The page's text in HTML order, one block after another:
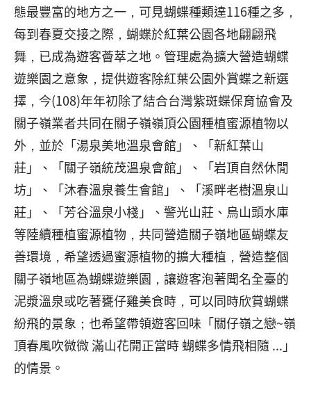
態最豐富的地方之一，可見蝴蝶種類達116種之多，
每到春夏交接之際，蝴蝶於紅葉公園各地翩翩飛
舞，已成為遊客薈萃之地。管理處為擴大營造蝴蝶
遊樂園之意象，提供遊客除紅葉公園外賞蝶之新選
擇，今(108)年年初除了結合台灣紫斑蝶保育協會及
關子嶺業者共同在關子嶺嶺頂公園種植蜜源植物以
外，並於「湯泉美地溫泉會館」、「新紅葉山
莊」、「關子嶺統茂溫泉會館」、「岩頂自然休閒
坊」、「沐春溫泉養生會館」、「溪畔老樹溫泉山
莊」、「芳谷溫泉小棧」、警光山莊、烏山頭水庫
等陸續種植蜜源植物，共同營造關子嶺地區蝴蝶友
善環境，希望透過蜜源植物的擴大種植，營造整個
關子嶺地區為蝴蝶遊樂園，讓遊客泡著聞名全臺的
泥漿溫泉或吃著甕仔雞美食時，可以同時欣賞蝴蝶
紛飛的景象；也希望帶領遊客回味「關仔嶺之戀~嶺
頂春風吹微微 滿山花開正當時 蝴蝶多情飛相隨 ...」
的情景。